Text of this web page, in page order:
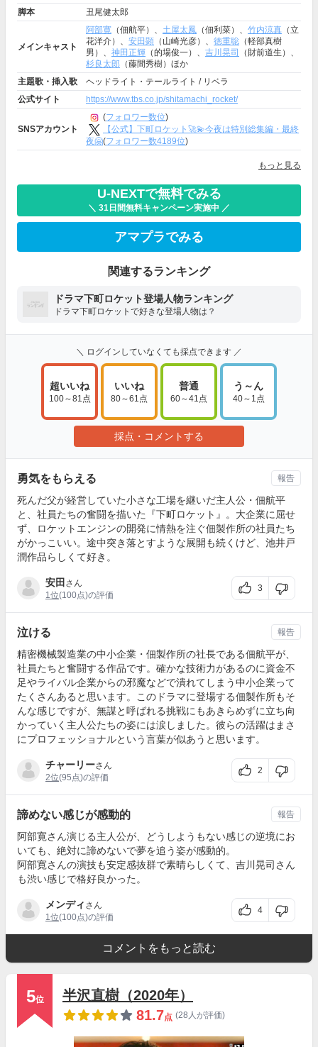
脚本
丑尾健太郎
メインキャスト
阿部寛 （佃航平）、 土屋太鳳 （佃利菜）、 竹内涼真 （立
花洋介）、 安田顕 （山崎光彦）、 徳重聡 （軽部真樹
男）、 神田正輝 （的場俊一）、 吉川晃司
（財前道生）、
杉良太郎 （藤間秀樹）ほか
主題歌・挿入歌
ヘッドライト・テールライト / リベラ
公式サイト
https://www.tbs.co.jp/shitamachi_rocket/
SNSアカウント
(フォロワー数位)
【公式】下町ロケット🚀💫今夜は特別総集編・最終
夜🤗(フォロワー数4189位)
もっと見る
U-NEXTで無料でみる
＼ 31日間無料キャンペーン実施中 ／
アマプラでみる
関連するランキング
ドラマ下町ロケット登場人物ランキング
ドラマ下町ロケットで好きな登場人物は？
＼ ログインしていなくても採点できます ／
超いいね
100～81点
いいね
80～61点
普通
60～41点
う～ん
40～1点
採点・コメントする
勇気をもらえる
死んだ父が経営していた小さな工場を継いだ主人公・佃航平
と、社員たちの奮闘を描いた『下町ロケット』。大企業に屈せ
ず、ロケットエンジンの開発に情熱を注ぐ佃製作所の社員たち
がかっこいい。途中突き落とすような展開も続くけど、池井戸
潤作品らしくて好き。
安田 さん
1位(100点)の評価
3
報告
泣ける
精密機械製造業の中小企業・佃製作所の社長である佃航平が、
社員たちと奮闘する作品です。確かな技術力があるのに資金不
足やライバル企業からの邪魔などで潰れてしまう中小企業って
たくさんあると思います。このドラマに登場する佃製作所もそ
んな感じですが、無謀と呼ばれる挑戦にもあきらめずに立ち向
かっていく主人公たちの姿には涙しました。彼らの活躍はまさ
にプロフェッショナルという言葉が似あうと思います。
チャーリーさん
2位(95点)の評価
2
報告
諦めない感じが感動的
阿部寛さん演じる主人公が、どうしようもない感じの逆境にお
いても、絶対に諦めないで夢を追う姿が感動的。
阿部寛さんの演技も安定感抜群で素晴らしくて、吉川晃司さん
も渋い感じで格好良かった。
メンディ さん
1位(100点)の評価
4
報告
コメントをもっと読む
5位
半沢直樹（2020年）
81.7点 (28人が評価)